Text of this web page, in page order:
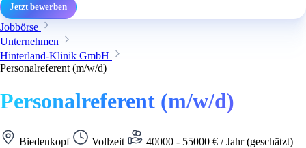
Jetzt bewerben
Jobbörse
Unternehmen
Hinterland-Klinik GmbH
Personalreferent (m/w/d)
Personalreferent (m/w/d)
Biedenkopf Vollzeit
40000 - 55000 € / Jahr (geschätzt)